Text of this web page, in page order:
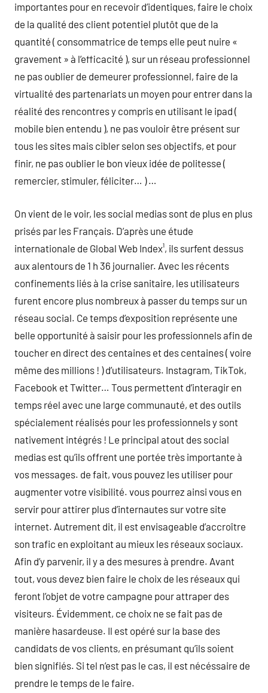
importantes pour en recevoir d’identiques, faire le choix
de la qualité des client potentiel plutôt que de la
quantité ( consommatrice de temps elle peut nuire «
gravement » à l’efficacité ), sur un réseau professionnel
ne pas oublier de demeurer professionnel, faire de la
virtualité des partenariats un moyen pour entrer dans la
réalité des rencontres y compris en utilisant le ipad (
mobile bien entendu ), ne pas vouloir être présent sur
tous les sites mais cibler selon ses objectifs, et pour
finir, ne pas oublier le bon vieux idée de politesse (
remercier, stimuler, féliciter… ) …
On vient de le voir, les social medias sont de plus en plus
prisés par les Français. D’après une étude
internationale de Global Web Index¹, ils surfent dessus
aux alentours de 1 h 36 journalier. Avec les récents
confinements liés à la crise sanitaire, les utilisateurs
furent encore plus nombreux à passer du temps sur un
réseau social. Ce temps d’exposition représente une
belle opportunité à saisir pour les professionnels afin de
toucher en direct des centaines et des centaines ( voire
même des millions ! ) d’utilisateurs. Instagram, TikTok,
Facebook et Twitter… Tous permettent d’interagir en
temps réel avec une large communauté, et des outils
spécialement réalisés pour les professionnels y sont
nativement intégrés ! Le principal atout des social
medias est qu’ils offrent une portée très importante à
vos messages. de fait, vous pouvez les utiliser pour
augmenter votre visibilité. vous pourrez ainsi vous en
servir pour attirer plus d’internautes sur votre site
internet. Autrement dit, il est envisageable d’accroître
son trafic en exploitant au mieux les réseaux sociaux.
Afin d’y parvenir, il y a des mesures à prendre. Avant
tout, vous devez bien faire le choix de les réseaux qui
feront l’objet de votre campagne pour attraper des
visiteurs. Évidemment, ce choix ne se fait pas de
manière hasardeuse. Il est opéré sur la base des
candidats de vos clients, en présumant qu’ils soient
bien signifiés. Si tel n’est pas le cas, il est nécéssaire de
prendre le temps de le faire.